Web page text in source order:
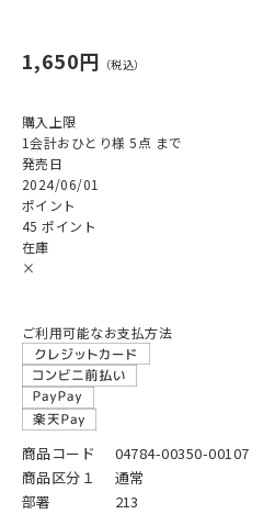
1,650円
購入上限
1会計おひとり様 5点 まで
発売日
2024/06/01
ポイント
45 ポイント
在庫
×
ご利用可能なお支払方法
商品コード
04784-00350-00107
商品区分１
通常
部署
213